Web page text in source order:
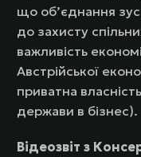
що об’єднання
до захисту
важливість
Австрійської
приватна
держави в бізнес).
Відеозвіт з